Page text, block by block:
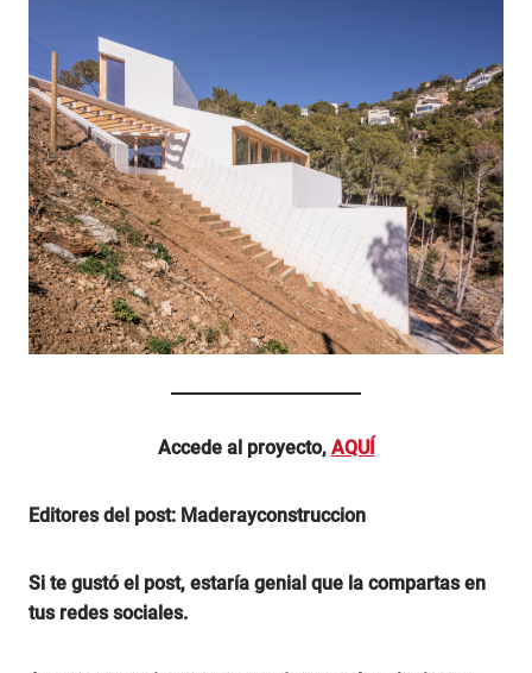
Accede al proyecto, AQUÍ
Editores del post: Maderayconstruccion
Si te gustó el post, estaría genial que la compartas en
tus redes sociales.